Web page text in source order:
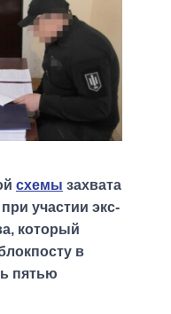
схемы захвата
участии экс-
который
в
пятью